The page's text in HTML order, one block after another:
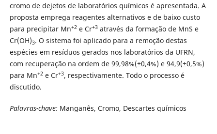
cromo de dejetos de laboratórios químicos é apresentada. A
proposta emprega reagentes alternativos e de baixo custo
para precipitar Mn+2e Cr+3através da formação de MnS e
Cr(OH)3. O sistema foi aplicado para a remoção destas
espécies em resíduos gerados nos laboratórios da UFRN,
com recuperação na ordem de 99,98%(±0,4%) e 94,9(±0,5%)
para Mn+2e Cr+3, respectivamente. Todo o processo é
discutido.
Palavras-chave: Manganês, Cromo, Descartes químicos